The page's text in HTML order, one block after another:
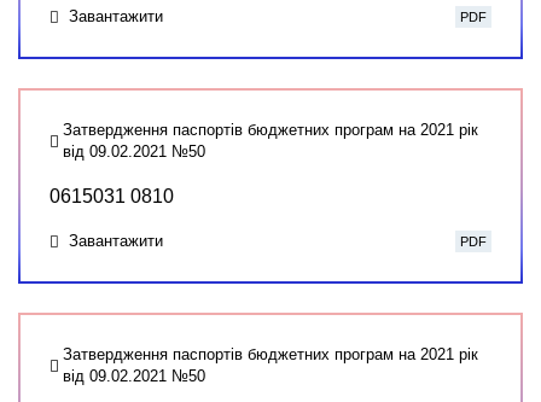
Завантажити PDF
Затвердження паспортів бюджетних програм на 2021 рік
від 09.02.2021 №50
0615031 0810
Завантажити PDF
Затвердження паспортів бюджетних програм на 2021 рік
від 09.02.2021 №50